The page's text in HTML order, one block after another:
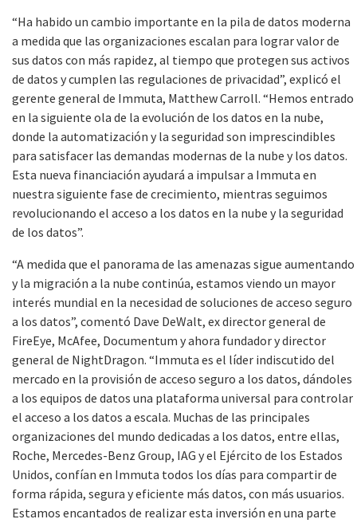
“Ha habido un cambio importante en la pila de datos moderna
a medida que las organizaciones escalan para lograr valor de
sus datos con más rapidez, al tiempo que protegen sus activos
de datos y cumplen las regulaciones de privacidad”, explicó el
gerente general de Immuta, Matthew Carroll. “Hemos entrado
en la siguiente ola de la evolución de los datos en la nube,
donde la automatización y la seguridad son imprescindibles
para satisfacer las demandas modernas de la nube y los datos.
Esta nueva financiación ayudará a impulsar a Immuta en
nuestra siguiente fase de crecimiento, mientras seguimos
revolucionando el acceso a los datos en la nube y la seguridad
de los datos”.
“A medida que el panorama de las amenazas sigue aumentando
y la migración a la nube continúa, estamos viendo un mayor
interés mundial en la necesidad de soluciones de acceso seguro
a los datos”, comentó Dave DeWalt, ex director general de
FireEye, McAfee, Documentum y ahora fundador y director
general de NightDragon. “Immuta es el líder indiscutido del
mercado en la provisión de acceso seguro a los datos, dándoles
a los equipos de datos una plataforma universal para controlar
el acceso a los datos a escala. Muchas de las principales
organizaciones del mundo dedicadas a los datos, entre ellas,
Roche, Mercedes-Benz Group, IAG y el Ejército de los Estados
Unidos, confían en Immuta todos los días para compartir de
forma rápida, segura y eficiente más datos, con más usuarios.
Estamos encantados de realizar esta inversión en una parte